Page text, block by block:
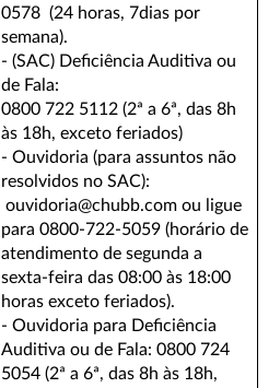
0578 (24 horas, 7dias por
semana).
- (SAC) Deficiência Auditiva ou
de Fala:
0800 722 5112 (2ª a 6ª, das 8h
às 18h, exceto feriados)
- Ouvidoria (para assuntos não
resolvidos no SAC):
ouvidoria@chubb.com ou ligue
para 0800-722-5059 (horário de
atendimento de segunda a
sexta-feira das 08:00 às 18:00
horas exceto feriados).
- Ouvidoria para Deficiência
Auditiva ou de Fala: 0800 724
5054 (2ª a 6ª, das 8h às 18h,